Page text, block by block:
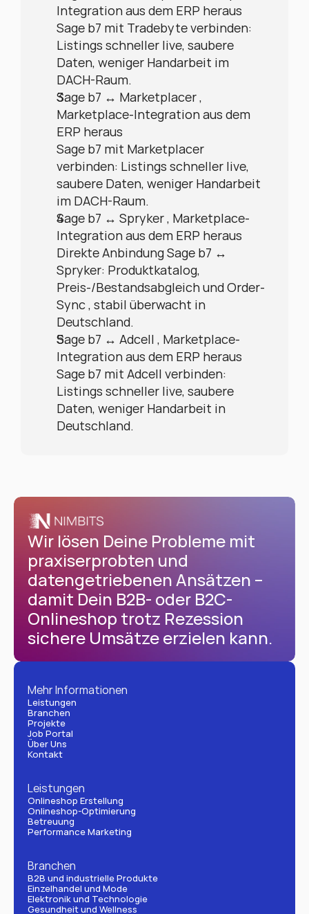
Integration aus dem ERP heraus
Sage b7 mit Tradebyte verbinden:
Listings schneller live, saubere
Daten, weniger Handarbeit im
DACH-Raum.
Sage b7 ↔ Marketplacer ,
Marketplace-Integration aus dem
ERP heraus
Sage b7 mit Marketplacer
verbinden: Listings schneller live,
saubere Daten, weniger Handarbeit
im DACH-Raum.
Sage b7 ↔ Spryker , Marketplace-
Integration aus dem ERP heraus
Direkte Anbindung Sage b7 ↔
Spryker: Produktkatalog,
Preis-/Bestandsabgleich und Order-
Sync , stabil überwacht in
Deutschland.
Sage b7 ↔ Adcell , Marketplace-
Integration aus dem ERP heraus
Sage b7 mit Adcell verbinden:
Listings schneller live, saubere
Daten, weniger Handarbeit in
Deutschland.
Wir lösen Deine Probleme mit
praxiserprobten und
datengetriebenen Ansätzen –
damit Dein B2B- oder B2C-
Onlineshop trotz Rezession
sichere Umsätze erzielen kann.
Mehr Informationen
Leistungen
Branchen
Projekte
Job Portal
Über Uns
Kontakt
Leistungen
Onlineshop Erstellung
Onlineshop-Optimierung
Betreuung
Performance Marketing
Branchen
B2B und industrielle Produkte
Einzelhandel und Mode
Elektronik und Technologie
Gesundheit und Wellness